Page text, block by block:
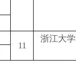
11
浙江大